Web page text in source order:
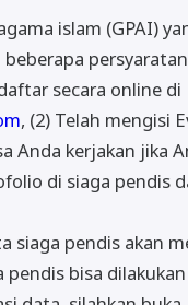
islam (GPAI)
secara online di
, (2) Telah mengisi
Anda kerjakan jika
di siaga pendis
siaga pendis akan
pendis bisa